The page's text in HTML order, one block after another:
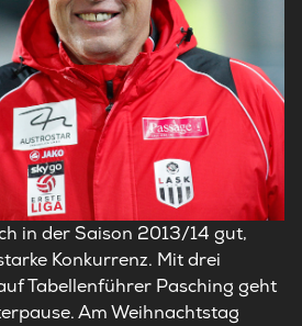
in der Saison 2013/14 gut,
Konkurrenz. Mit drei
Tabellenführer Pasching geht
Am Weihnachtstag